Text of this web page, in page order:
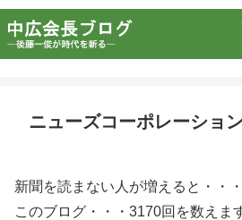
ニューズコーポレーショ
新聞を読まない人が増えると・・
このブログ・・・3170回を数えま